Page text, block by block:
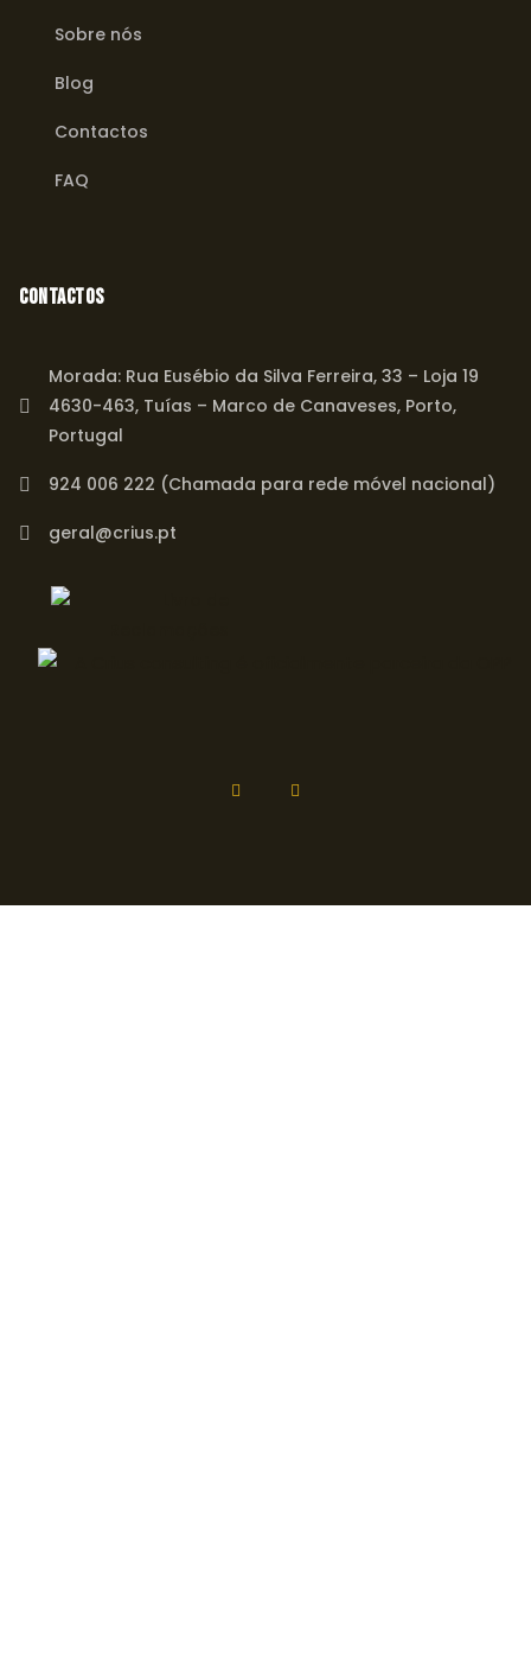
Sobre nós
Blog
Contactos
FAQ
Contactos
Morada: Rua Eusébio da Silva Ferreira, 33 – Loja 19
4630-463, Tuías – Marco de Canaveses, Porto,
Portugal
924 006 222 (Chamada para rede móvel nacional)
geral@crius.pt